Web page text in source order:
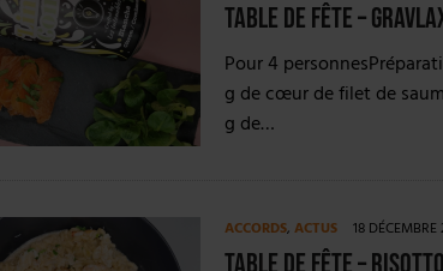
Table de fête –
Pour 4
g de cœur de filet de
g de…
ACCORDS, ACTUS 18 DÉCEMBRE